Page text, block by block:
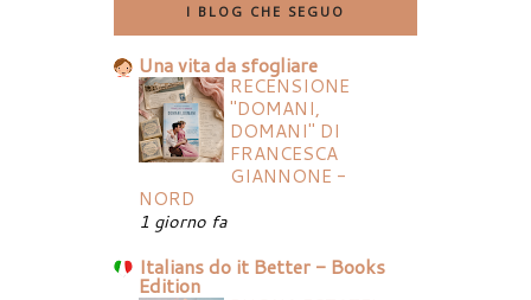
I BLOG CHE SEGUO
Una vita da sfogliare
RECENSIONE
"DOMANI,
DOMANI" DI
FRANCESCA
GIANNONE -
NORD
1 giorno fa
Italians do it Better - Books
Edition